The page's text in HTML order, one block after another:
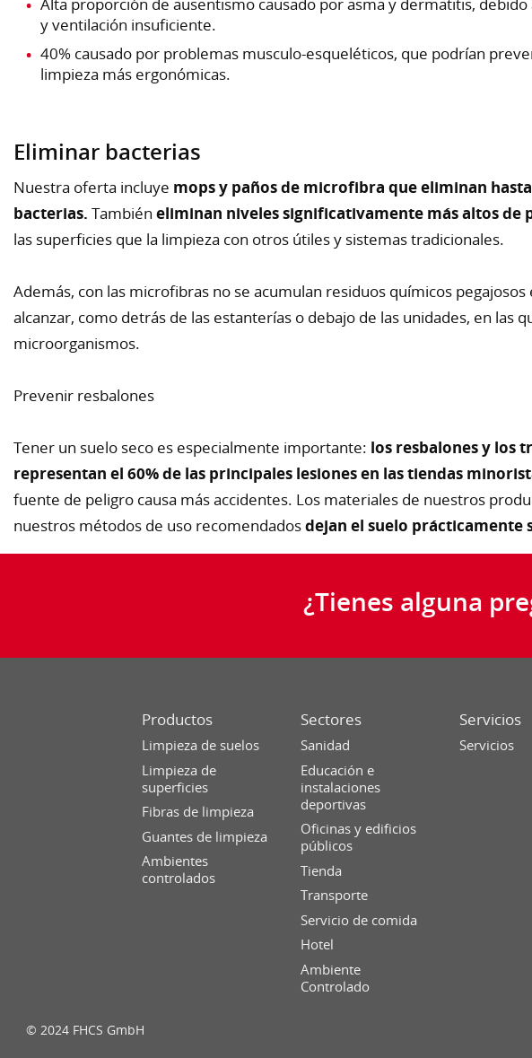
Alta proporción de ausentismo causado por asma y dermatitis,
y ventilación insuficiente.
40% causado por problemas musculo-esqueléticos, que podrían
limpieza más ergonómicas.
Eliminar bacterias
Nuestra oferta incluye mops y paños de microfibra que eliminan hasta
bacterias. También eliminan niveles significativamente más altos de
las superficies que la limpieza con otros útiles y sistemas tradicionales.
Además, con las microfibras no se acumulan residuos químicos pegajosos
alcanzar, como detrás de las estanterías o debajo de las unidades, en las
microorganismos.
Prevenir resbalones
Tener un suelo seco es especialmente importante: los resbalones y los
representan el 60% de las principales lesiones en las tiendas
fuente de peligro causa más accidentes. Los materiales de nuestros
nuestros métodos de uso recomendadosdejan el suelo prácticamente
¿Tienes alguna
Productos
Limpieza de suelos
Limpieza de
superficies
Fibras de limpieza
Guantes de limpieza
Ambientes
controlados
Sectores
Sanidad
Educación e
instalaciones
deportivas
Oficinas y edificios
públicos
Tienda
Transporte
Servicio de comida
Hotel
Ambiente
Controlado
Servicios
Servicios
© 2024 FHCS GmbH